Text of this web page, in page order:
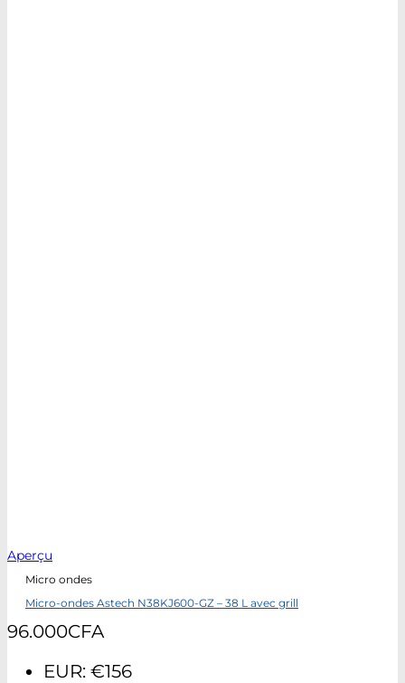
Aperçu
Micro ondes
Micro-ondes Astech N38KJ600-GZ – 38 L avec grill
96.000CFA
EUR: €156